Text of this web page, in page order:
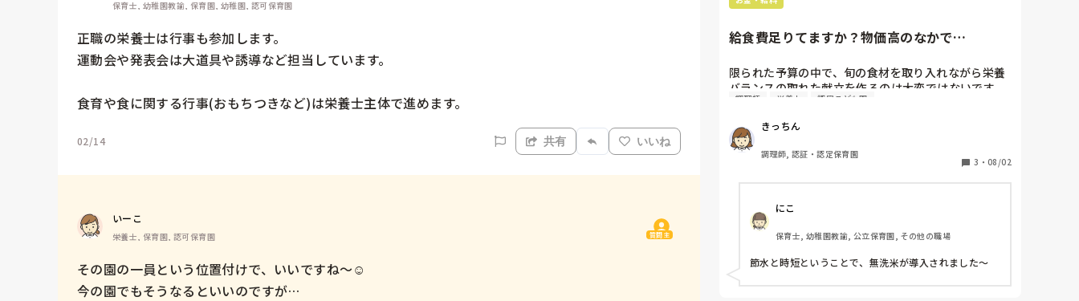
保育士, 幼稚園教諭, 保育園, 幼稚園, 認可保育園
正職の栄養士は行事も参加します。
運動会や発表会は大道具や誘導など担当しています。
食育や食に関する行事(おもちつきなど)は栄養士主体で進めます。
02/14 共有 いいね
いーこ
栄養士, 保育園, 認可保育園 質問主
その園の一員という位置付けで、いいですね〜☺️
今の園でもそうなるといいのですが…
給食費足りてますか？物価高のなかで…
限られた予算の中で、旬の食材を取り入れながら栄養
バランスの取れた献立を作るのは大変ではないです
か？なにか工夫されていることがあったら教えて下さ
調理師 栄養士 認定こども園
きっちん
調理師, 認証・認定保育園
3 ・ 08/02
にこ
保育士, 幼稚園教諭, 公立保育園, その他の職場
節水と時短ということで、無洗米が導入されました〜